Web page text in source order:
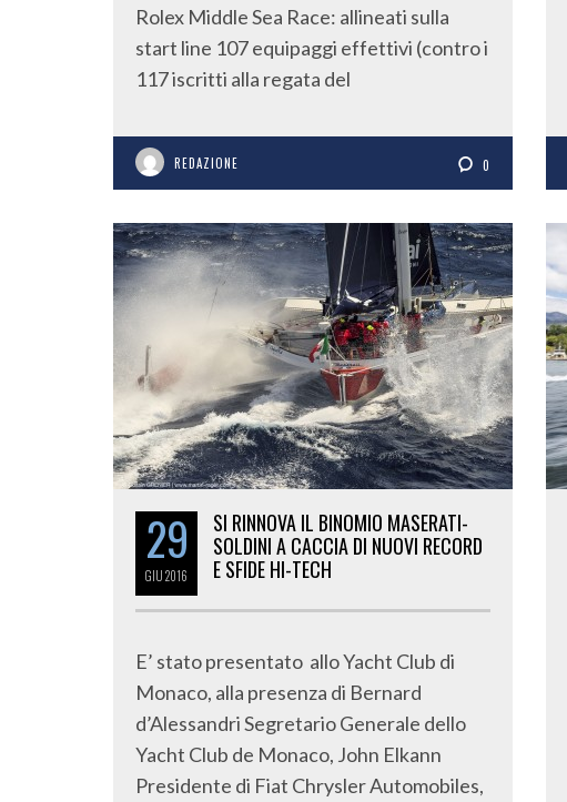
Rolex Middle Sea Race: allineati sulla
start line 107 equipaggi effettivi (contro i
117 iscritti alla regata del
REDAZIONE 0
29
GIU2016
SI RINNOVA IL BINOMIO MASERATI-
SOLDINI A CACCIA DI NUOVI RECORD
E SFIDE HI-TECH
E’ stato presentato allo Yacht Club di
Monaco, alla presenza di Bernard
d’Alessandri Segretario Generale dello
Yacht Club de Monaco, John Elkann
Presidente di Fiat Chrysler Automobiles,